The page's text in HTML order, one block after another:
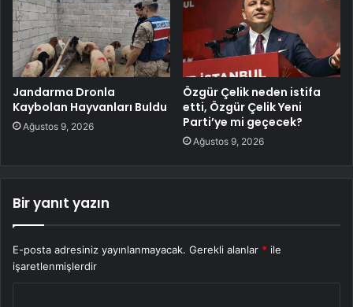
Jandarma Dronla
Kaybolan Hayvanları Buldu
Ağustos 9, 2026
Özgür Çelik neden istifa
etti, Özgür Çelik Yeni
Parti’ye mi geçecek?
Ağustos 9, 2026
Bir yanıt yazın
E-posta adresiniz yayınlanmayacak. Gerekli alanlar * ile
işaretlenmişlerdir